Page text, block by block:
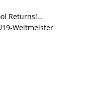
Returns!…
Weltmeister